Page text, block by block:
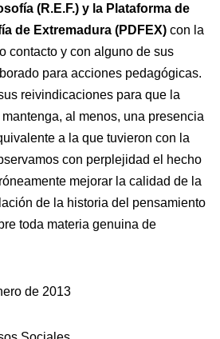
(R.E.F.) y la Plataforma de
de Extremadura (PDFEX) con la
contacto y con alguno de sus
para acciones pedagógicas.
reivindicaciones para que la
al menos, una presencia
a la que tuvieron con la
con perplejidad el hecho
mejorar la calidad de la
de la historia del pensamiento
toda materia genuina de
de 2013